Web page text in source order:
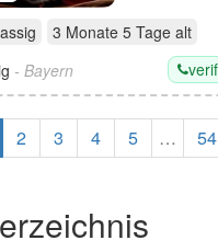
3 Monate 5 Tage alt
- Bayern
2 3 4 5 … 54